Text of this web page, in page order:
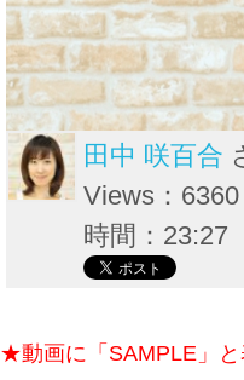
田中 咲百合
Views：6360
時間：23:27
★動画に「SAMPLE」と